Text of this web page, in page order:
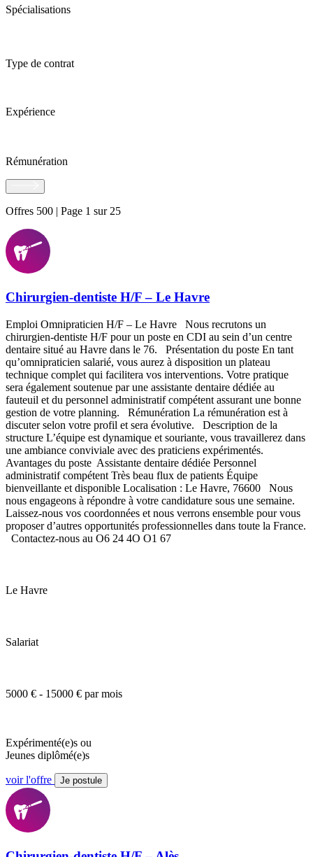
Spécialisations
Type de contrat
Expérience
Rémunération
Offres 500 | Page 1 sur 25
Chirurgien-dentiste H/F – Le Havre
Emploi Omnipraticien H/F – Le Havre Nous recrutons un
chirurgien-dentiste H/F pour un poste en CDI au sein d’un centre
dentaire situé au Havre dans le 76. Présentation du poste En tant
qu’omnipraticien salarié, vous aurez à disposition un plateau
technique complet qui facilitera vos interventions. Votre pratique
sera également soutenue par une assistante dentaire dédiée au
fauteuil et du personnel administratif compétent assurant une bonne
gestion de votre planning. Rémunération La rémunération est à
discuter selon votre profil et sera évolutive. Description de la
structure L’équipe est dynamique et souriante, vous travaillerez dans
une ambiance conviviale avec des praticiens expérimentés.
Avantages du poste Assistante dentaire dédiée Personnel
administratif compétent Très beau flux de patients Équipe
bienveillante et disponible Localisation : Le Havre, 76600 Nous
nous engageons à répondre à votre candidature sous une semaine.
Laissez-nous vos coordonnées et nous verrons ensemble pour vous
proposer d’autres opportunités professionnelles dans toute la France.
Contactez-nous au O6 24 4O O1 67
Le Havre
Salariat
5000 € - 15000 € par mois
Expérimenté(e)s ou
Jeunes diplômé(e)s
voir l'offre Je postule